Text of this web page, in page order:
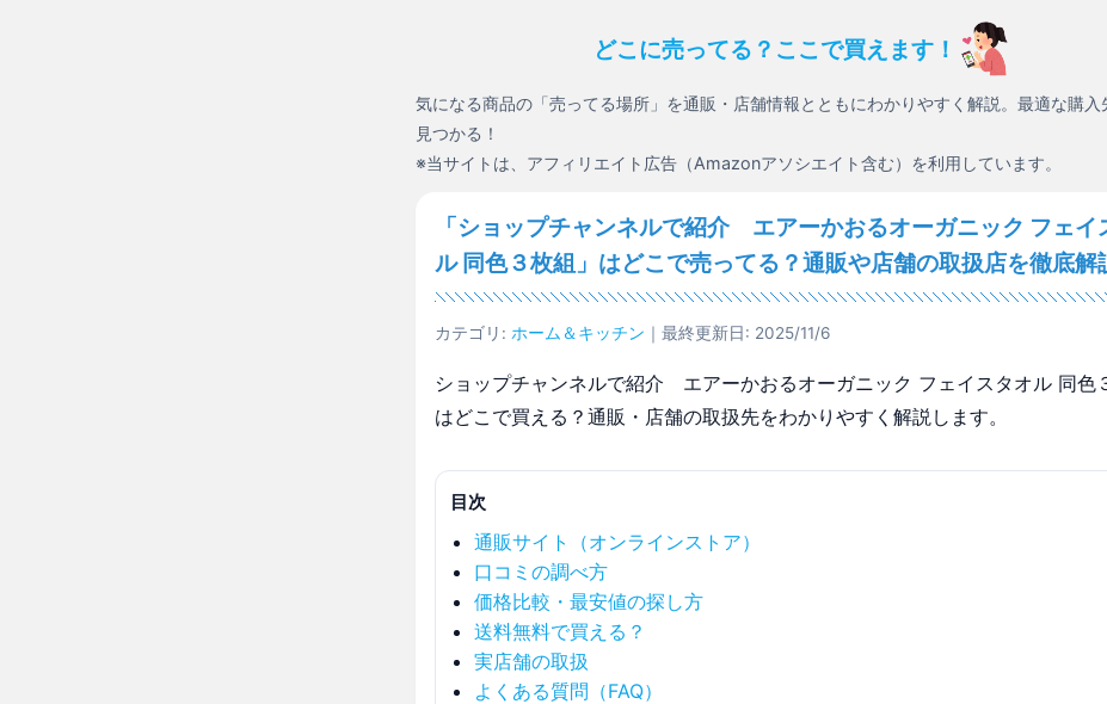
どこに売ってる？ここで買えます！
気になる商品の「売ってる場所」を通販・店舗情報とともにわかりやすく解説。最適な購入
見つかる！
※当サイトは、アフィリエイト広告（Amazonアソシエイト含む）を利用しています。
「ショップチャンネルで紹介 エアーかおるオーガニック フェイ
ル 同色３枚組」はどこで売ってる？通販や店舗の取扱店を徹底解
カテゴリ: ホーム＆キッチン ｜最終更新日: 2025/11/6
ショップチャンネルで紹介 エアーかおるオーガニック フェイスタオル 同色
はどこで買える？通販・店舗の取扱先をわかりやすく解説します。
目次
通販サイト（オンラインストア）
口コミの調べ方
価格比較・最安値の探し方
送料無料で買える？
実店舗の取扱
よくある質問（FAQ）